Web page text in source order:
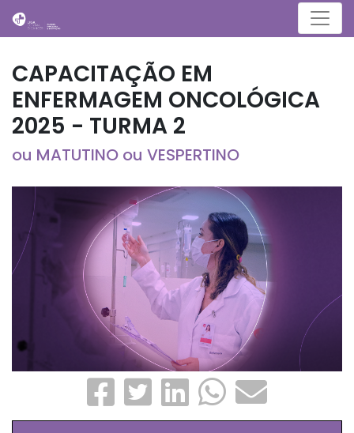
Menu
CAPACITAÇÃO EM
ENFERMAGEM ONCOLÓGICA
2025 - TURMA 2
ou MATUTINO ou VESPERTINO